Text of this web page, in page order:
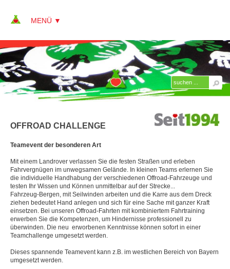
▼
Abseilen
Bergsteigen
Blockhausbau
Bogenschießen
City Bound
Domino-Day
OFFROAD CHALLENGE
Teamevent der besonderen Art
Mit einem Landrover verlassen Sie die festen Straßen und erleben
Fahrvergnügen im unwegsamen Gelände. In kleinen Teams erlernen Sie
die individuelle Handhabung der verschiedenen Offroad-Fahrzeuge und
testen Ihr Wissen und Können unmittelbar auf der Strecke...
Fahrzeug-Bergen, mit Seilwinden arbeiten und die Karre aus dem Dreck
ziehen bedeutet Hand anlegen und sich für eine Sache mit ganzer Kraft
einsetzen. Bei unseren Offroad-Fahrten mit kombiniertem Fahrtraining
erwerben Sie die Kompetenzen, um Hindernisse professionell zu
überwinden. Die neu erworbenen Kenntnisse können sofort in einer
Teamchallenge umgesetzt werden.
Dieses spannende Teamevent kann z.B. im westlichen Bereich von Bayern
umgesetzt werden.